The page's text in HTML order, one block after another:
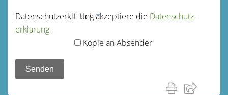
Datenschutz­erklärung*
Ich akzeptiere die Datenschutz­
erklärung
Kopie an Absender